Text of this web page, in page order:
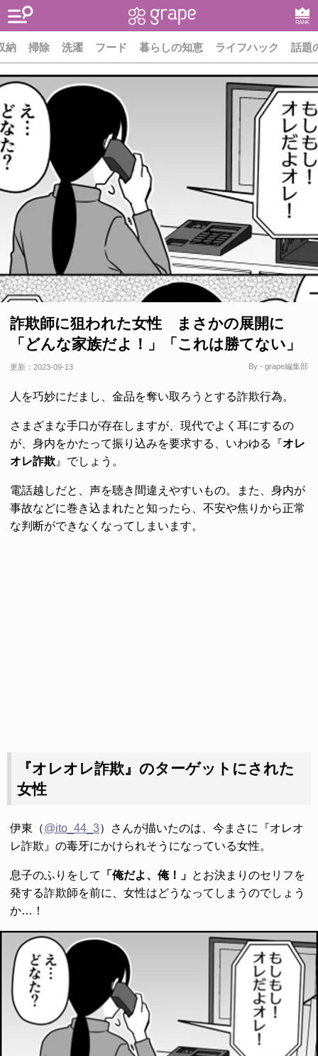
RANK
納 掃除 洗濯 フード 暮らしの知恵 ライフハック 話題
詐欺師に狙われた女性 まさかの展開に
「どんな家族だよ！」「これは勝てない」
更新： 2023-09-13 By - grape編集部
人を巧妙にだまし、金品を奪い取ろうとする詐欺行為。
さまざまな手口が存在しますが、現代でよく耳にするの
が、身内をかたって振り込みを要求する、いわゆる『オレ
オレ詐欺 』でしょう。
電話越しだと、声を聴き間違えやすいもの。また、身内が
事故などに巻き込まれたと知ったら、不安や焦りから正常
な判断ができなくなってしまいます。
『オレオレ詐欺』のターゲットにされた
女性
伊東（@ito_44_3）さんが描いたのは、今まさに『オレオ
レ詐欺』の毒牙にかけられそうになっている女性。
息子のふりをして 「俺だよ、俺！」 とお決まりのセリフを
発する詐欺師を前に、女性はどうなってしまうのでしょう
か…！